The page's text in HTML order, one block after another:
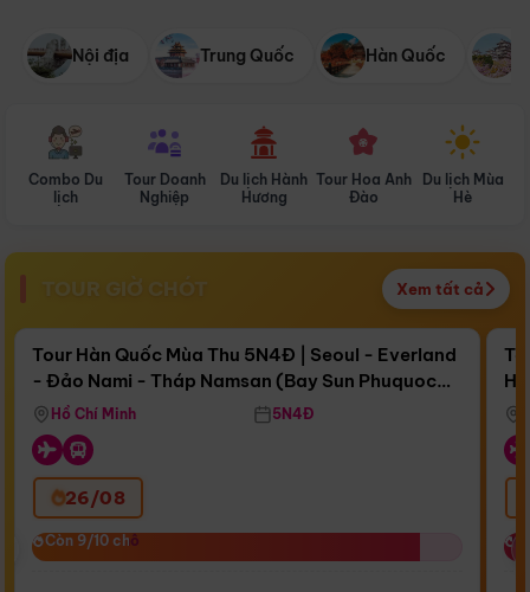
Nội địa Trung Quốc Hàn Quốc
Combo Du
lịch
Tour Doanh
Nghiệp
Du lịch Hành
Hương
Tour Hoa Anh
Đào
Du lịch Mùa
Hè
TOUR GIỜ CHÓT Xem tất cả
Còn16 ngày 21:51:25
Bay Sun Phuquoc Airways
Điểm nổi bật
Tour Hàn Quốc Mùa Thu 5N4Đ | Seoul - Everland
- Đảo Nami - Tháp Namsan (Bay Sun Phuquoc
Airways)
Hồ Chí Minh 5N4Đ
26/08
Còn 9/10 chỗ
Còn 9/10 chỗ